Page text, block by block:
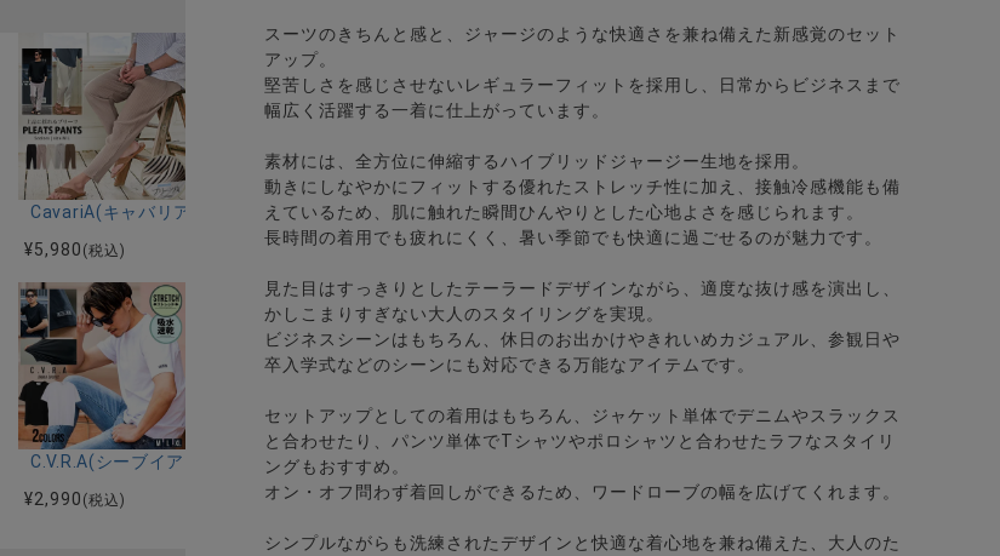
袖ホリゾンタルカラーシャツ/全5色
スリムテーパードストレッチスラックス/全5色
CavariA(キャバリア)プリーツ加工イージーロングパンツ/全5色
¥5,980 (税込)
ャーセットアップ通気冷涼/全4色
らさらCOOL杢カルゼセットアップ/全2色
ドライタッチストレッチイージーショートパンツ/全4色
C.V.R.A(シーブイアールエー)吸水速乾コットンタッチクルーネック半袖Tシャツ/全2色
¥2,990 (税込)
スーツのきちんと感と、ジャージのような快適さを兼ね備えた新感覚のセット
アップ。
堅苦しさを感じさせないレギュラーフィットを採用し、日常からビジネスまで
幅広く活躍する一着に仕上がっています。
素材には、全方位に伸縮するハイブリッドジャージー生地を採用。
動きにしなやかにフィットする優れたストレッチ性に加え、接触冷感機能も備
えているため、肌に触れた瞬間ひんやりとした心地よさを感じられます。
長時間の着用でも疲れにくく、暑い季節でも快適に過ごせるのが魅力です。
見た目はすっきりとしたテーラードデザインながら、適度な抜け感を演出し、
かしこまりすぎない大人のスタイリングを実現。
ビジネスシーンはもちろん、休日のお出かけやきれいめカジュアル、参観日や
卒入学式などのシーンにも対応できる万能なアイテムです。
セットアップとしての着用はもちろん、ジャケット単体でデニムやスラックス
と合わせたり、パンツ単体でTシャツやポロシャツと合わせたラフなスタイリ
ングもおすすめ。
オン・オフ問わず着回しができるため、ワードローブの幅を広げてくれます。
シンプルながらも洗練されたデザインと快適な着心地を兼ね備えた、大人のた